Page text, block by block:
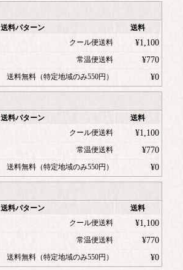
送料パターン
送料
クール便送料
¥1,100
常温便送料 ¥770
送料無料（特定地域のみ550円） ¥0
送料パターン
送料
クール便送料
¥1,100
常温便送料 ¥770
送料無料（特定地域のみ550円） ¥0
送料パターン
送料
クール便送料
¥1,100
常温便送料 ¥770
送料無料（特定地域のみ550円） ¥0